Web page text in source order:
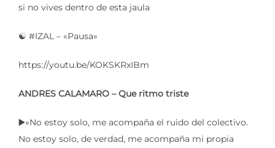
si no vives dentro de esta jaula
☯️ #IZAL – «Pausa»
https://youtu.be/KOKSKRxIBm
ANDRES CALAMARO –Que ritmo triste
▶️»No estoy solo, me acompaña el ruido del colectivo.
No estoy solo, de verdad, me acompaña mi propia